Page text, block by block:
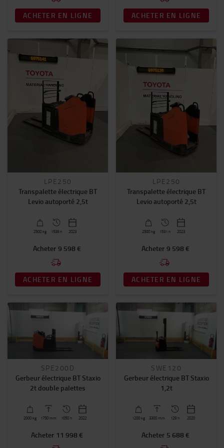
2000(12)
EN SAVOIR PLUS.
Filtrer par catégorie
Chariot à mât rétractable d'occasion
Chariot élévateur électrique d'occasion(6)
Gerbeur électrique d'occasion
(32)
Transpalette électrique d'occasion
(26)
Prix
37000€
Année
Longueur de fourches (mm)
(57)
1200(8)
EN SAVOIR PLUS.
Année
2019
Type de mât
Duplex(23)
Triplex/Levée Libre
Mono(5)
Duplex/Lift Libre
ACHETER EN LIGNE ACHETER EN LIGNE
LPE250
Transpalette électrique BT
Levio autoporté 2,5t
2500 kg 1539 h 2023
Acheter 9 598 €
ACHETER EN LIGNE
LPE250
Transpalette électrique BT
Levio autoporté 2,5t
2500 kg 1531 h 2023
Acheter 9 598 €
ACHETER EN LIGNE
SPE200D
Gerbeur électrique BT Staxio
2t double palettes
2000 kg 1750 mm 1050 h 2022
Acheter 11 998 €
SWE120
Gerbeur électrique BT Staxio
1,2t
1200 kg 3300 mm 129 h 2020
Acheter 5 688 €